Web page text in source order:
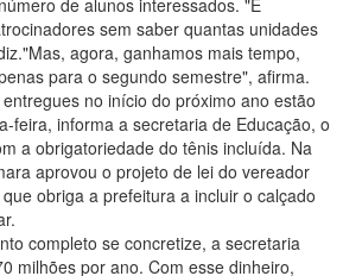
de alunos interessados. "É
sem saber quantas unidades
agora, ganhamos mais tempo,
para o segundo semestre", afirma.
no início do próximo ano estão
feira, informa a secretaria de Educação, o
a obrigatoriedade do tênis incluída. Na
aprovou o projeto de lei do vereador
obriga a prefeitura a incluir o calçado
completo se concretize, a secretaria
milhões por ano. Com esse dinheiro,